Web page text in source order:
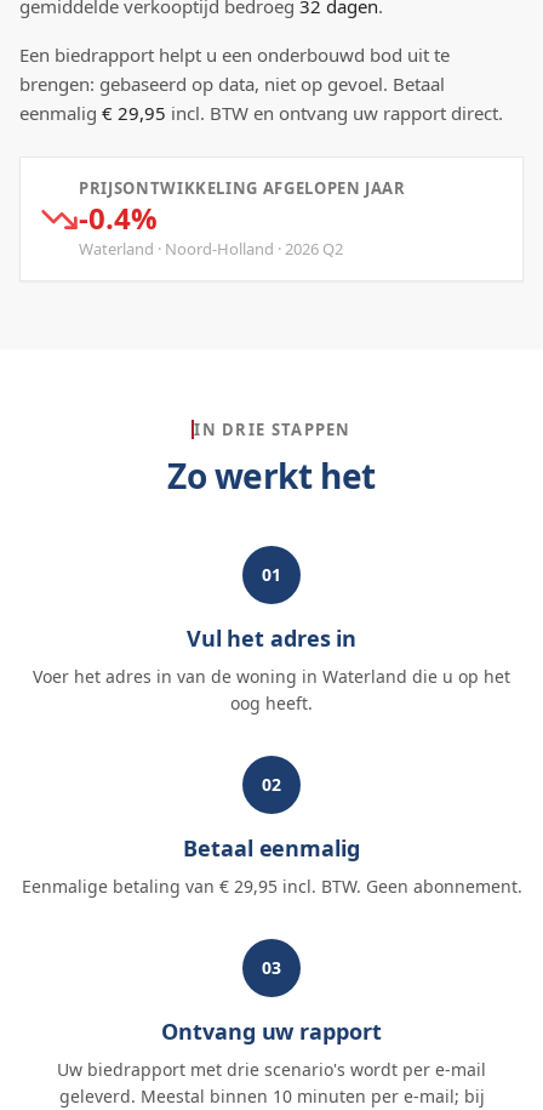
gemiddelde verkooptijd bedroeg 32 dagen.
Een biedrapport helpt u een onderbouwd bod uit te
brengen: gebaseerd op data, niet op gevoel. Betaal
eenmalig € 29,95 incl. BTW en ontvang uw rapport direct.
PRIJSONTWIKKELING AFGELOPEN JAAR
-0.4%
Waterland · Noord-Holland ·2026 Q2
IN DRIE STAPPEN
Zo werkt het
01
Vul het adres in
Voer het adres in van de woning in Waterland die u op het
oog heeft.
02
Betaal eenmalig
Eenmalige betaling van € 29,95 incl. BTW. Geen abonnement.
03
Ontvang uw rapport
Uw biedrapport met drie scenario's wordt per e-mail
geleverd. Meestal binnen 10 minuten per e-mail; bij